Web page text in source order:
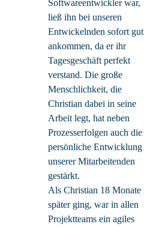
Softwareentwickler war,
ließ ihn bei unseren
Entwickelnden sofort gut
ankommen, da er ihr
Tagesgeschäft perfekt
verstand. Die große
Menschlichkeit, die
Christian dabei in seine
Arbeit legt, hat neben
Prozesserfolgen auch die
persönliche Entwicklung
unserer Mitarbeitenden
gestärkt.
Als Christian 18 Monate
später ging, war in allen
Projektteams ein agiles